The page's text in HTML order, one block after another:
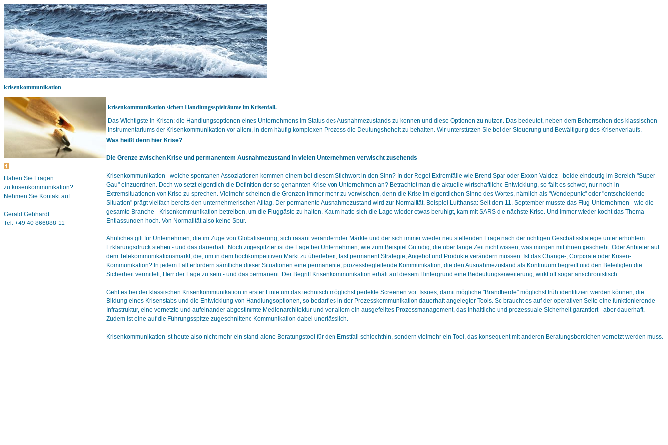
krisenkommunikation
Haben Sie Fragen
zu krisenkommunikation?
Nehmen Sie Kontaktauf:
Gerald Gebhardt
Tel. +49 40 866888-11
krisenkommunikation sichert Handlungsspielräume im Krisenfall.
Das Wichtigste in Krisen: die Handlungsoptionen eines Unternehmens im Status des Ausnahmezustands zu kennen und diese Optionen zu nutzen. Das bedeutet, neben dem Beherrschen des klassischen
Instrumentariums der Krisenkommunikation vor allem, in dem häufig komplexen Prozess die Deutungshoheit zu behalten. Wir unterstützen Sie bei der Steuerung und Bewältigung des Krisenverlaufs.
Was heißt denn hier Krise?
Die Grenze zwischen Krise und permanentem Ausnahmezustand in vielen Unternehmen verwischt zusehends
Krisenkommunikation - welche spontanen Assoziationen kommen einem bei diesem Stichwort in den Sinn? In der Regel Extremfälle wie Brend Spar oder Exxon Valdez - beide eindeutig im Bereich "Super
Gau" einzuordnen. Doch wo setzt eigentlich die Definition der so genannten Krise von Unternehmen an? Betrachtet man die aktuelle wirtschaftliche Entwicklung, so fällt es schwer, nur noch in
Extremsituationen von Krise zu sprechen. Vielmehr scheinen die Grenzen immer mehr zu verwischen, denn die Krise im eigentlichen Sinne des Wortes, nämlich als "Wendepunkt" oder "entscheidende
Situation" prägt vielfach bereits den unternehmerischen Alltag. Der permanente Ausnahmezustand wird zur Normalität. Beispiel Lufthansa: Seit dem 11. September musste das Flug-Unternehmen - wie die
gesamte Branche - Krisenkommunikation betreiben, um die Fluggäste zu halten. Kaum hatte sich die Lage wieder etwas beruhigt, kam mit SARS die nächste Krise. Und immer wieder kocht das Thema
Entlassungen hoch. Von Normalität also keine Spur.
Ähnliches gilt für Unternehmen, die im Zuge von Globalisierung, sich rasant verändernder Märkte und der sich immer wieder neu stellenden Frage nach der richtigen Geschäftsstrategie unter erhöhtem
Erklärungsdruck stehen - und das dauerhaft. Noch zugespitzter ist die Lage bei Unternehmen, wie zum Beispiel Grundig, die über lange Zeit nicht wissen, was morgen mit ihnen geschieht. Oder Anbieter auf
dem Telekommunikationsmarkt, die, um in dem hochkompetitiven Markt zu überleben, fast permanent Strategie, Angebot und Produkte verändern müssen. Ist das Change-, Corporate oder Krisen-
Kommunikation? In jedem Fall erfordern sämtliche dieser Situationen eine permanente, prozessbegleitende Kommunikation, die den Ausnahmezustand als Kontinuum begreift und den Beteiligten die
Sicherheit vermittelt, Herr der Lage zu sein - und das permanent. Der Begriff Krisenkommunikation erhält auf diesem Hintergrund eine Bedeutungserweiterung, wirkt oft sogar anachronistisch.
Geht es bei der klassischen Krisenkommunikation in erster Linie um das technisch möglichst perfekte Screenen von Issues, damit mögliche "Brandherde" möglichst früh identifiziert werden können, die
Bildung eines Krisenstabs und die Entwicklung von Handlungsoptionen, so bedarf es in der Prozesskommunikation dauerhaft angelegter Tools. So braucht es auf der operativen Seite eine funktionierende
Infrastruktur, eine vernetzte und aufeinander abgestimmte Medienarchitektur und vor allem ein ausgefeiltes Prozessmanagement, das inhaltliche und prozessuale Sicherheit garantiert - aber dauerhaft.
Zudem ist eine auf die Führungsspitze zugeschnittene Kommunikation dabei unerlässlich.
Krisenkommunikation ist heute also nicht mehr ein stand-alone Beratungstool für den Ernstfall schlechthin, sondern vielmehr ein Tool, das konsequent mit anderen Beratungsbereichen vernetzt werden muss.